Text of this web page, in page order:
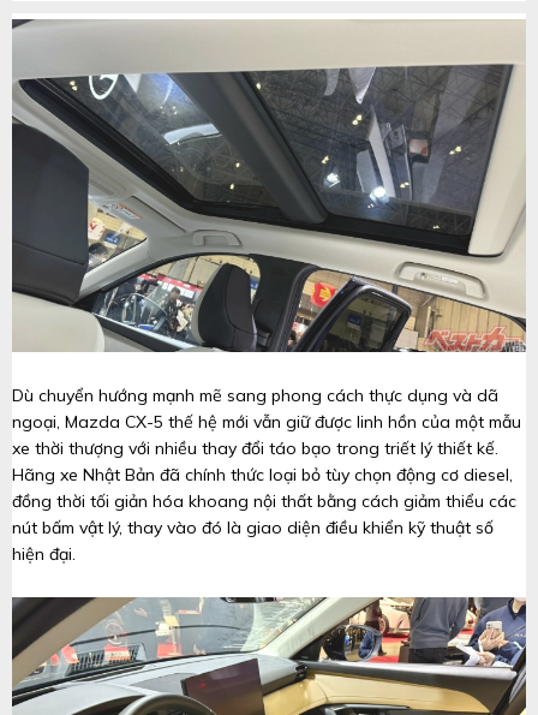
Dù chuyển hướng mạnh mẽ sang phong cách thực dụng và dã
ngoại, Mazda CX-5 thế hệ mới vẫn giữ được linh hồn của một mẫu
xe thời thượng với nhiều thay đổi táo bạo trong triết lý thiết kế.
Hãng xe Nhật Bản đã chính thức loại bỏ tùy chọn động cơ diesel,
đồng thời tối giản hóa khoang nội thất bằng cách giảm thiểu các
nút bấm vật lý, thay vào đó là giao diện điều khiển kỹ thuật số
hiện đại.